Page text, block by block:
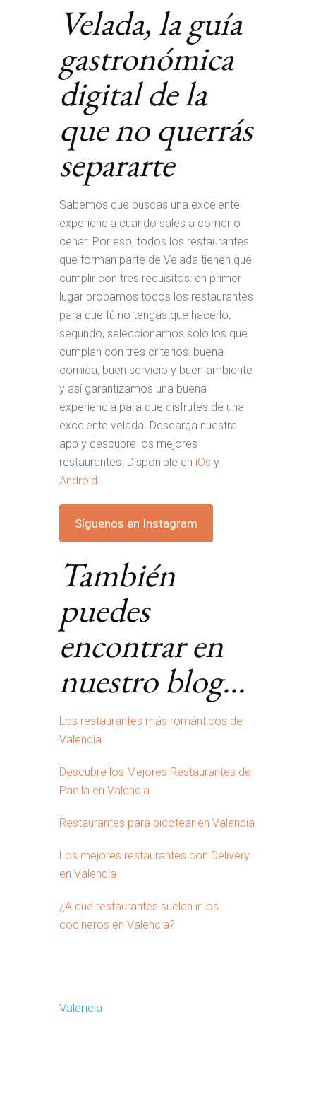
Velada, la guía
gastronómica
digital de la
que no querrás
separarte
Sabemos que buscas una excelente
experiencia cuando sales a comer o
cenar. Por eso, todos los restaurantes
que forman parte de Velada tienen que
cumplir con tres requisitos: en primer
lugar probamos todos los restaurantes
para que tú no tengas que hacerlo,
segundo, seleccionamos solo los que
cumplan con tres criterios: buena
comida, buen servicio y buen ambiente
y así garantizamos una buena
experiencia para que disfrutes de una
excelente velada. Descarga nuestra
app y descubre los mejores
restaurantes. Disponible en iOs y
Android.
Síguenos en Instagram
También
puedes
encontrar en
nuestro blog…
Los restaurantes más románticos de
Valencia
Descubre los Mejores Restaurantes de
Paella en Valencia
Restaurantes para picotear en Valencia
Los mejores restaurantes con Delivery
en Valencia
¿A qué restaurantes suelen ir los
cocineros en Valencia?
Valencia